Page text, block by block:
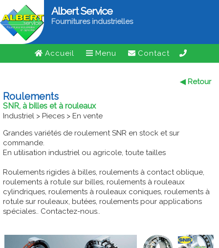
Albert Service
Fournitures industrielles
Accueil Menu Contact
◀ Retour
Roulements
SNR, à billes et à rouleaux
Industriel > Pieces > En vente
Grandes variétés de roulement SNR en stock et sur
commande.
En utilisation industriel ou agricole, toute tailles
Roulements rigides à billes, roulements à contact oblique,
roulements à rotule sur billes, roulements à rouleaux
cylindriques, roulements à rouleaux coniques, roulements à
rotule sur rouleaux, butées, roulements pour applications
spéciales.. Contactez-nous..